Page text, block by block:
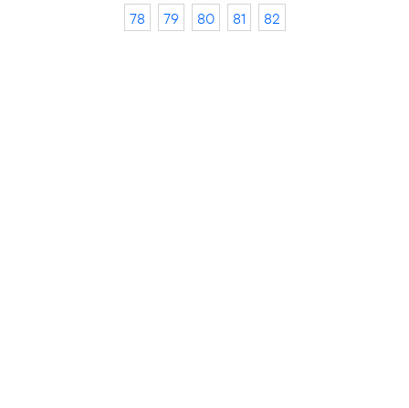
78
79 80 81 82